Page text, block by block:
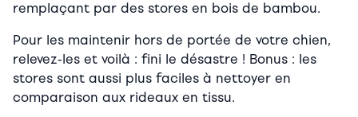
remplaçant par des stores en bois de bambou.
Pour les maintenir hors de portée de votre chien,
relevez-les et voilà : fini le désastre ! Bonus : les
stores sont aussi plus faciles à nettoyer en
comparaison aux rideaux en tissu.